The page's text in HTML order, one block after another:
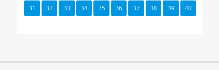
31 32 33 34 35 36 37 38 39 40